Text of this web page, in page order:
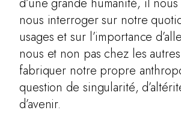
nous interroger sur notre
usages et sur l’importance
nous et non pas chez les
fabriquer notre propre
question de singularité,
d’avenir.